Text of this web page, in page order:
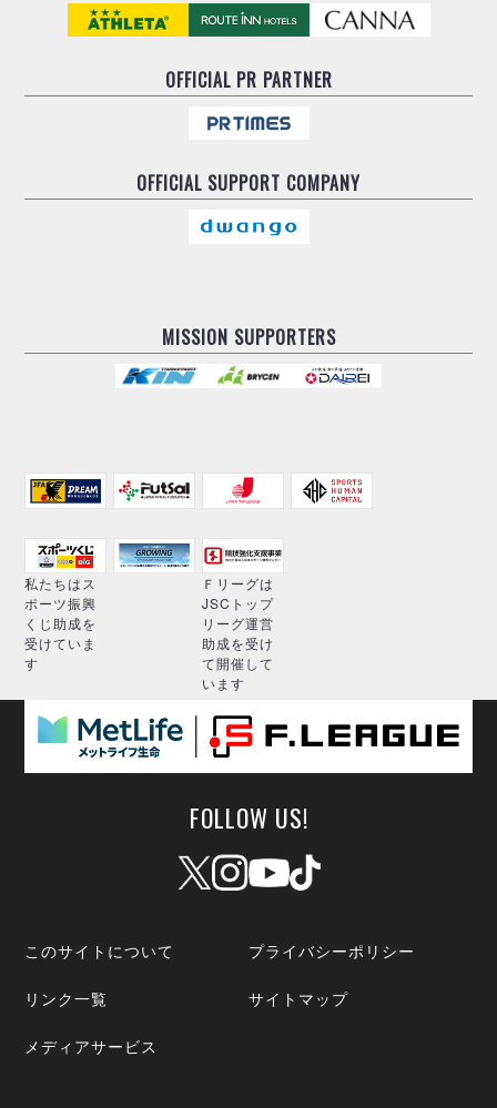
OFFICIALPR PARTNER
OFFICIAL SUPPORT COMPANY
MISSION SUPPORTERS
私たちはス
ポーツ振興
くじ助成を
受けていま
す
Ｆリーグは
JSCトップ
リーグ運営
助成を受け
て開催して
います
FOLLOW US!
このサイトについて プライバシーポリシー
リンク一覧 サイトマップ
メディアサービス